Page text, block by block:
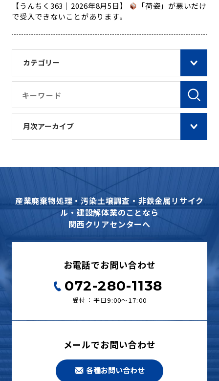
カテゴリー
月次アーカイブ
【うんちく363｜2026年8月5日】
「荷姿」が悪いだけ
で受入できないことがあります。
産業廃棄物処理・汚染土壌調査・非鉄金属リサイク
ル・建設解体業のことなら
関西クリアセンターへ
お電話でお問い合わせ
072-280-1138
受付：平日9:00〜17:00
メールでお問い合わせ
各種お問い合わせ